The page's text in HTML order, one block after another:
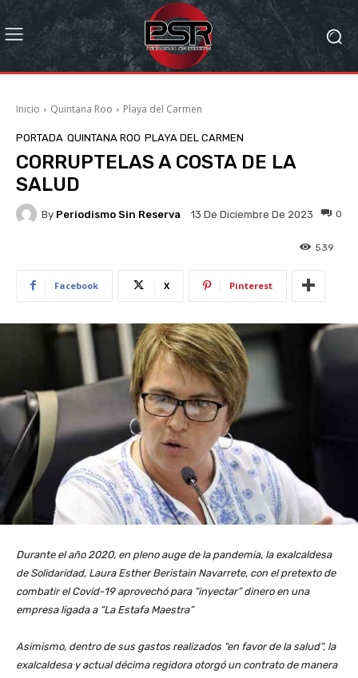
Inicio Quintana Roo Playa del Carmen
PORTADA QUINTANA ROO PLAYA DEL CARMEN
CORRUPTELAS A COSTA DE LA
SALUD
By Periodismo Sin Reserva 13 De Diciembre De 2023 0
539
Facebook X Pinterest
Durante el año 2020, en pleno auge de la pandemia, la exalcaldesa
de Solidaridad, Laura Esther Beristain Navarrete, con el pretexto de
combatir el Covid-19 aprovechó para “inyectar” dinero en una
empresa ligada a “La Estafa Maestra”
Asimismo, dentro de sus gastos realizados “en favor de la salud”, la
exalcaldesa y actual décima regidora otorgó un contrato de manera